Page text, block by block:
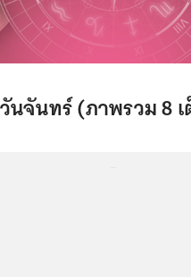
นจันทร์ (ภาพรวม 8